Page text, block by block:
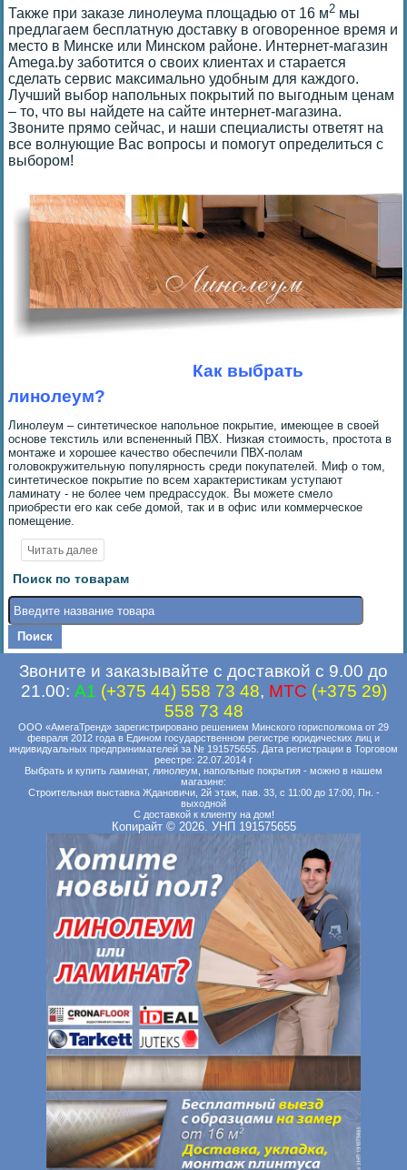
Также при заказе линолеума площадью от 16 м2 мы
предлагаем бесплатную доставку в оговоренное время и
место в Минске или Минском районе. Интернет-магазин
Amega.by заботится о своих клиентах и старается
сделать сервис максимально удобным для каждого.
Лучший выбор напольных покрытий по выгодным ценам
– то, что вы найдете на сайте интернет-магазина.
Звоните прямо сейчас, и наши специалисты ответят на
все волнующие Вас вопросы и помогут определиться с
выбором!
Как выбрать
линолеум?
Линолеум – синтетическое напольное покрытие, имеющее в своей
основе текстиль или вспененный ПВХ. Низкая стоимость, простота в
монтаже и хорошее качество обеспечили ПВХ-полам
головокружительную популярность среди покупателей. Миф о том,
синтетическое покрытие по всем характеристикам уступают
ламинату - не более чем предрассудок. Вы можете смело
приобрести его как себе домой, так и в офис или коммерческое
помещение.
Поиск по товарам
Звоните и заказывайте с доставкой с 9.00 до
21.00: A1 (+375 44) 558 73 48, MTC (+375 29)
558 73 48
ООО «АмегаТренд» зарегистрировано решением Минского горисполкома от 29
февраля 2012 года в Едином государственном регистре юридических лиц и
индивидуальных предпринимателей за № 191575655. Дата регистрации в Торговом
реестре: 22.07.2014 г
Выбрать и купить ламинат, линолеум, напольные покрытия - можно в нашем
магазине:
Строительная выставка Ждановичи, 2й этаж, пав. 33, с 11:00 до 17:00, Пн. -
выходной
С доставкой к клиенту на дом!
Копирайт © 2026. УНП 191575655